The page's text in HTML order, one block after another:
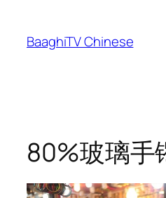
content
BaaghiTV Chinese
80%玻璃手